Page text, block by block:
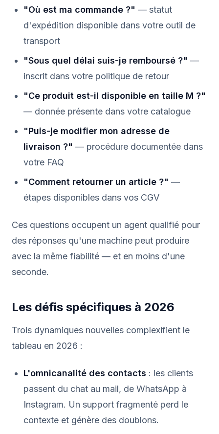
"Où est ma commande ?" — statut
d'expédition disponible dans votre outil de
transport
"Sous quel délai suis-je remboursé ?" —
inscrit dans votre politique de retour
"Ce produit est-il disponible en taille M ?"
— donnée présente dans votre catalogue
"Puis-je modifier mon adresse de
livraison ?" — procédure documentée dans
votre FAQ
"Comment retourner un article ?" —
étapes disponibles dans vos CGV
Ces questions occupent un agent qualifié pour
des réponses qu'une machine peut produire
avec la même fiabilité — et en moins d'une
seconde.
Les défis spécifiques à 2026
Trois dynamiques nouvelles complexifient le
tableau en 2026 :
L'omnicanalité des contacts : les clients
passent du chat au mail, de WhatsApp à
Instagram. Un support fragmenté perd le
contexte et génère des doublons.